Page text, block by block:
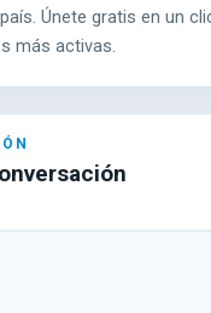
Únete gratis en un
más activas.